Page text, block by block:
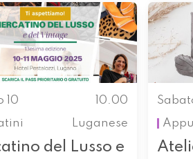
10
10.00
Luganese
del Lusso e